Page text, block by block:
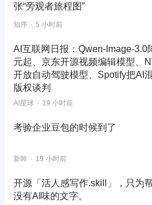
张“旁观者旅程图”
知序 5 小时前
AI互联网日报：Qwen-Image-3.0
元起、京东开源视频编辑模型、
开放自动驾驶模型、Spotify把AI
版权谈判
AI星球 19 小时前
考验企业豆包的时候到了
新眸 19 小时前
开源「活人感写作.skill」，只为
没有AI味的文字。